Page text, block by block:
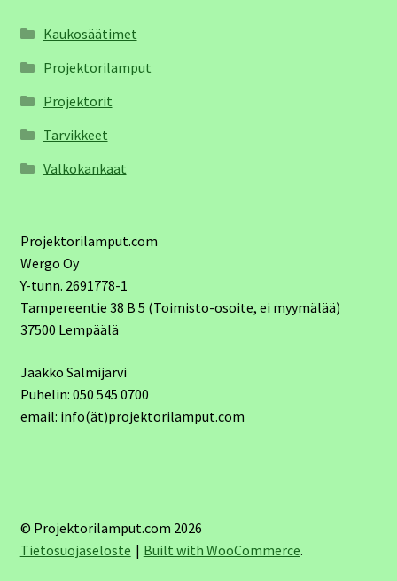
Kaukosäätimet
Projektorilamput
Projektorit
Tarvikkeet
Valkokankaat
Projektorilamput.com
Wergo Oy
Y-tunn. 2691778-1
Tampereentie 38 B 5 (Toimisto-osoite, ei myymälää)
37500 Lempäälä
Jaakko Salmijärvi
Puhelin: 050 545 0700
email: info(ät)projektorilamput.com
© Projektorilamput.com 2026
Tietosuojaseloste
Built with WooCommerce.